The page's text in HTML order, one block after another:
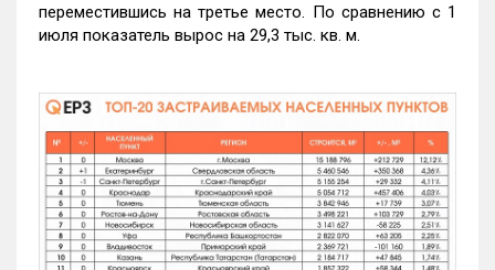
переместившись на третье место. По сравнению с 1
июля показатель вырос на 29,3 тыс. кв. м.